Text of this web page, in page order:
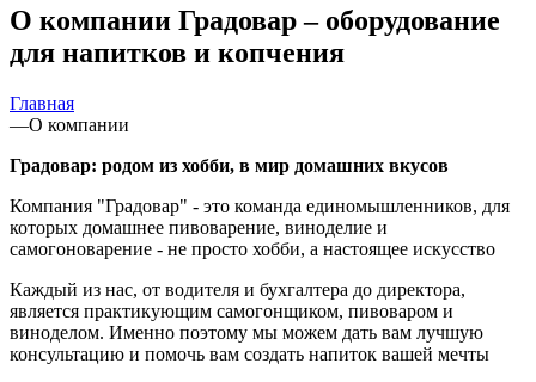
О компании Градовар – оборудование
для напитков и копчения
Главная
—О компании
Градовар: родом из хобби, в мир домашних вкусов
Компания "Градовар" - это команда единомышленников, для
которых домашнее пивоварение, виноделие и
самогоноварение - не просто хобби, а настоящее искусство
Каждый из нас, от водителя и бухгалтера до директора,
является практикующим самогонщиком, пивоваром и
виноделом. Именно поэтому мы можем дать вам лучшую
консультацию и помочь вам создать напиток вашей мечты